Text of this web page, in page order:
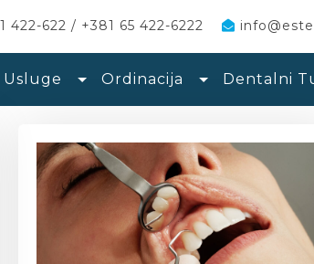
422-622 / +381 65 422-6222
Usluge Ordinacija Dentalni